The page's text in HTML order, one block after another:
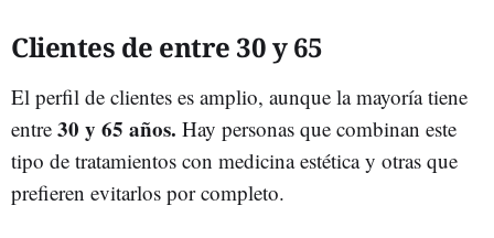
Clientes de entre 30 y 65
El perfil de clientes es amplio, aunque la mayoría tiene
entre 30 y 65 años. Hay personas que combinan este
tipo de tratamientos con medicina estética y otras que
prefieren evitarlos por completo.